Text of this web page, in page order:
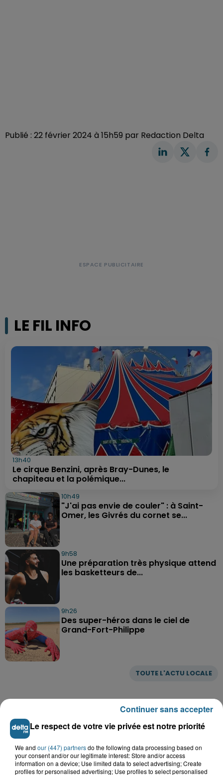
Publié : 22 février 2024 à 15h59 par Redaction Delta
LE FIL INFO
TOUTE L'ACTU LOCALE
13h40
Le cirque Benzini, après Bray-Dunes, le
chapiteau et la polémique...
10h49
"J'ai pas envie de couler" : à Saint-
Omer, les Givrés du cornet se...
9h58
Une préparation très physique attend
les basketteurs de...
9h26
Des super-héros dans le ciel de
Grand-Fort-Philippe
Le respect de votre vie privée est notre priorité
We and our (447) partnersdo the following data processing based on
your consent and/or our legitimate interest: Store and/or access
information on a device; Use limited data to select advertising; Create
profiles for personalised advertising; Use profiles to select personalised
Continuer sans accepter